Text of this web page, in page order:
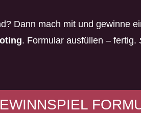
Dann mach mit und gewinne
. Formular ausfüllen – fertig.